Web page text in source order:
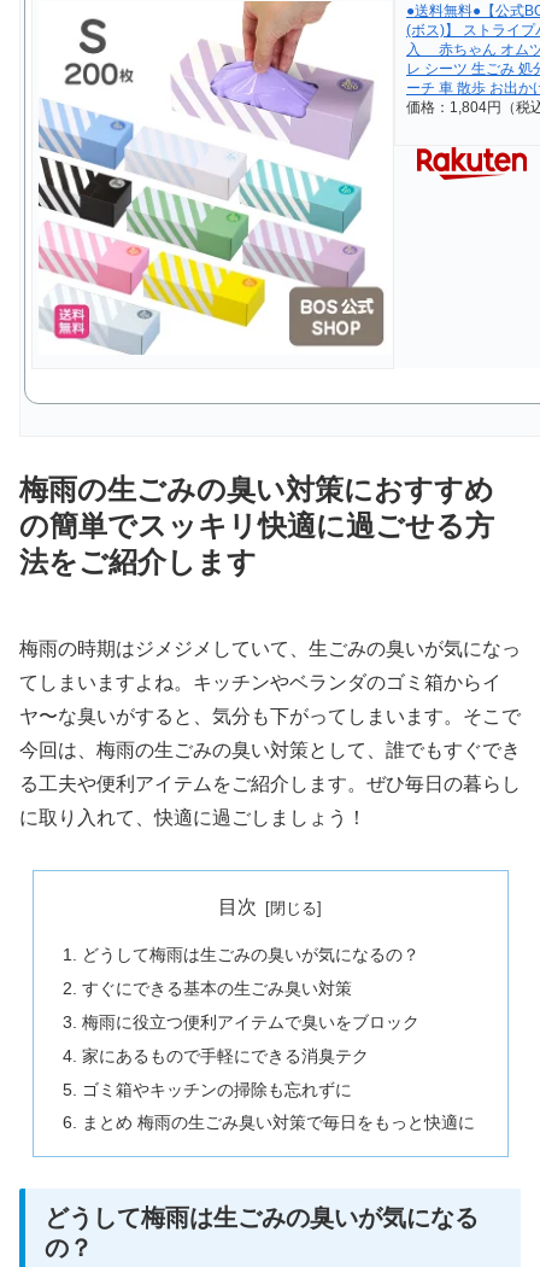
●送料無料●【公式
(ボス)】 ストライ
入 赤ちゃん オム
レ シーツ 生ごみ 処
ーチ 車 散歩 お出か
価格：1,804円（税
梅雨の生ごみの臭い対策におすすめ
の簡単でスッキリ快適に過ごせる方
法をご紹介します
梅雨の時期はジメジメしていて、生ごみの臭いが気になっ
てしまいますよね。キッチンやベランダのゴミ箱からイ
ヤ〜な臭いがすると、気分も下がってしまいます。そこで
今回は、梅雨の生ごみの臭い対策として、誰でもすぐでき
る工夫や便利アイテムをご紹介します。ぜひ毎日の暮らし
に取り入れて、快適に過ごしましょう！
目次
どうして梅雨は生ごみの臭いが気になるの？
すぐにできる基本の生ごみ臭い対策
梅雨に役立つ便利アイテムで臭いをブロック
家にあるもので手軽にできる消臭テク
ゴミ箱やキッチンの掃除も忘れずに
まとめ 梅雨の生ごみ臭い対策で毎日をもっと快適に
どうして梅雨は生ごみの臭いが気になる
の？